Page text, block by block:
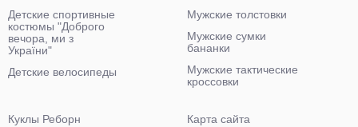
Детские спортивные
костюмы "Доброго
вечора, ми з
України"
Детские велосипеды
Мужские толстовки
Мужские сумки
бананки
Мужские тактические
кроссовки
Куклы Реборн
Карта сайта